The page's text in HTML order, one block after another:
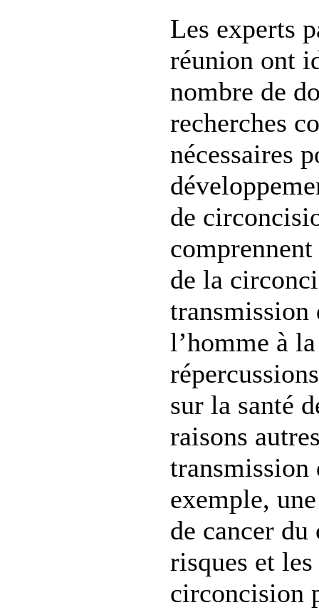
Les experts
réunion ont
nombre de
recherches
nécessaires
de
comprennent
de la
l’homme à
sur la santé
raisons
exemple,
de cancer
risques et
circoncision